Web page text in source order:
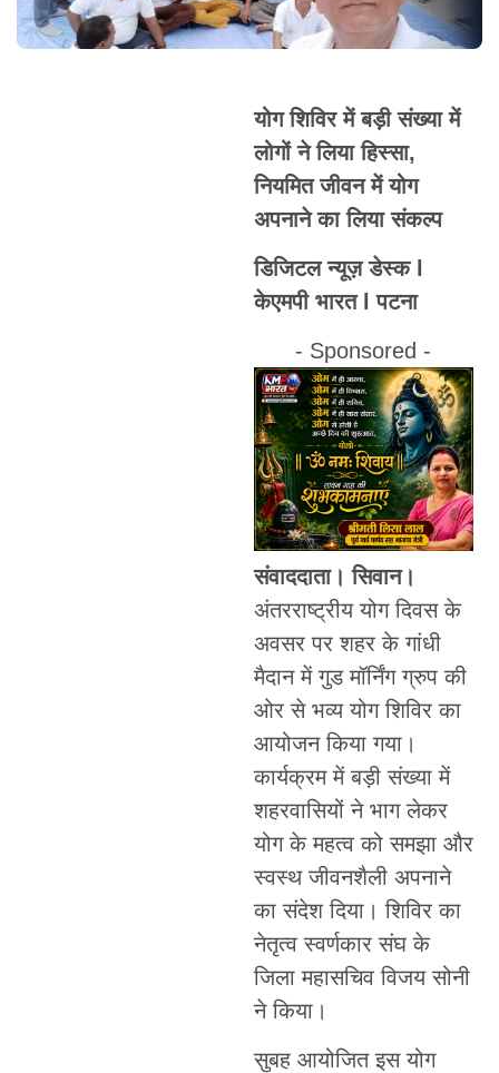
योग शिविर में बड़ी संख्या में
लोगों ने लिया हिस्सा,
नियमित जीवन में योग
अपनाने का लिया संकल्प
डिजिटल न्यूज़ डेस्क l
केएमपी भारत l पटना
- Sponsored -
संवाददाता। सिवान।
अंतरराष्ट्रीय योग दिवस के
अवसर पर शहर के गांधी
मैदान में गुड मॉर्निंग ग्रुप की
ओर से भव्य योग शिविर का
आयोजन किया गया।
कार्यक्रम में बड़ी संख्या में
शहरवासियों ने भाग लेकर
योग के महत्व को समझा और
स्वस्थ जीवनशैली अपनाने
का संदेश दिया। शिविर का
नेतृत्व स्वर्णकार संघ के
जिला महासचिव विजय सोनी
ने किया।
सुबह आयोजित इस योग